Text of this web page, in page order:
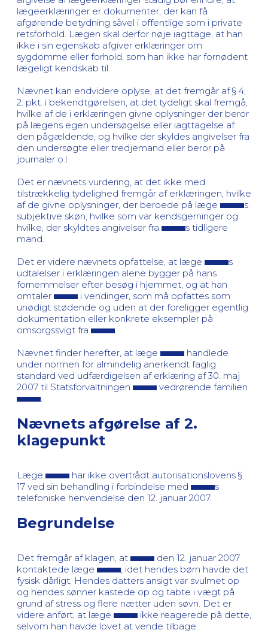
lægeerklæringer er dokumenter, der kan få
afgørende betydning såvel i offentlige som i private
retsforhold. Lægen skal derfor nøje iagttage, at han
ikke i sin egenskab afgiver erklæringer om
sygdomme eller forhold, som han ikke har fornødent
lægeligt kendskab til.
Nævnet kan endvidere oplyse, at det fremgår af § 4,
2. pkt. i bekendtgørelsen, at det tydeligt skal fremgå,
hvilke af de i erklæringen givne oplysninger der beror
på lægens egen undersøgelse eller iagttagelse af
den pågældende, og hvilke der skyldes angivelser fra
den undersøgte eller tredjemand eller beror på
journaler o.l.
Det er nævnets vurdering, at det ikke med
tilstrækkelig tydelighed fremgår af erklæringen, hvilke
af de givne oplysninger, der beroede på læge
s
subjektive skøn, hvilke som var kendsgerninger og
hvilke, der skyldtes angivelser fra
s tidligere
mand.
Det er videre nævnets opfattelse, at læge
s
udtalelser i erklæringen alene bygger på hans
fornemmelser efter besøg i hjemmet, og at han
omtaler
i vendinger, som må opfattes som
unødigt stødende og uden at der foreligger egentlig
dokumentation eller konkrete eksempler på
omsorgssvigt fra
Nævnet finder herefter, at læge
handlede
under normen for almindelig anerkendt faglig
standard ved udfærdigelsen af erklæring af 30. maj
2007 til Statsforvaltningen
vedrørende familien
Nævnets afgørelse af 2.
klagepunkt
Læge
har ikke overtrådt autorisationslovens §
17 ved sin behandling i forbindelse med
s
telefoniske henvendelse den 12. januar 2007.
Begrundelse
Det fremgår af klagen, at
den 12. januar 2007
kontaktede læge
, idet hendes børn havde det
fysisk dårligt. Hendes datters ansigt var svulmet op
og hendes sønner kastede op og tabte i vægt på
grund af stress og flere nætter uden søvn. Det er
videre anført, at læge
ikke reagerede på dette,
selvom han havde lovet at vende tilbage.